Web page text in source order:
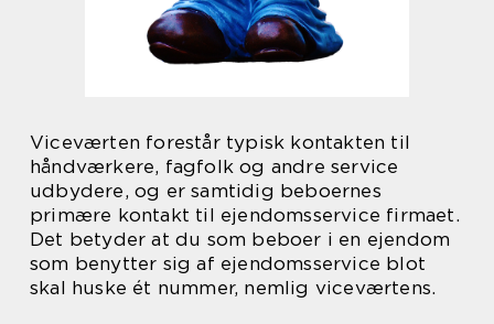
Viceværten forestår typisk kontakten til
håndværkere, fagfolk og andre service
udbydere, og er samtidig beboernes
primære kontakt til ejendomsservice firmaet.
Det betyder at du som beboer i en ejendom
som benytter sig af ejendomsservice blot
skal huske ét nummer, nemlig viceværtens.